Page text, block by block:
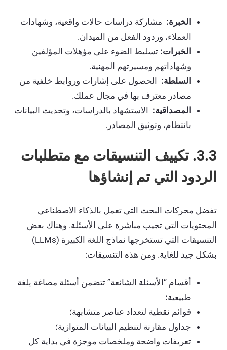
الخبرة: مشاركة دراسات حالات واقعية، وشهادات
العملاء، وردود الفعل من الميدان.
الخبرات: تسليط الضوء على مؤهلات المؤلفين
وشهاداتهم ومسيرتهم المهنية.
السلطة: الحصول على إشارات وروابط خلفية من
مصادر معترف بها في مجال عملك.
المصداقية: الاستشهاد بالدراسات، وتحديث البيانات
بانتظام، وتوثيق المصادر.
3.3. تكييف التنسيقات مع متطلبات
الردود التي تم إنشاؤها
تفضل محركات البحث التي تعمل بالذكاء الاصطناعي
المحتويات التي تجيب مباشرة على الأسئلة. وهناك بعض
التنسيقات التي تستخرجها نماذج اللغة الكبيرة (LLMs)
بشكل جيد للغاية. ومن هذه التنسيقات:
أقسام “الأسئلة الشائعة” تتضمن أسئلة مصاغة بلغة
طبيعية؛
قوائم نقطية لتعداد عناصر متشابهة؛
جداول مقارنة لتنظيم البيانات المتوازية؛
تعريفات واضحة وملخصات موجزة في بداية كل